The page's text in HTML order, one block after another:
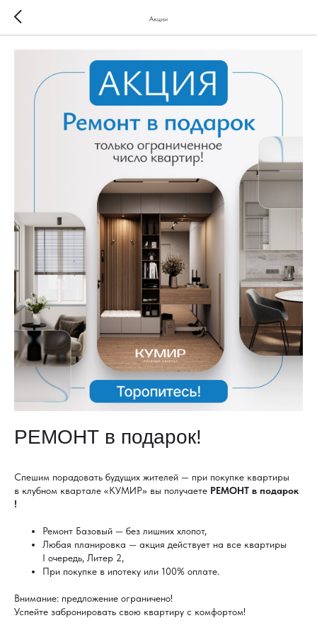
Акции
РЕМОНТ в подарок!
Спешим порадовать будущих жителей — при покупке квартиры
в клубном квартале «КУМИР» вы получаете РЕМОНТ в подарок
!
Ремонт Базовый — без лишних хлопот,
Любая планировка — акция действует на все квартиры
I очередь, Литер 2,
При покупке в ипотеку или 100% оплате.
Внимание: предложение ограничено!
Успейте забронировать свою квартиру с комфортом!